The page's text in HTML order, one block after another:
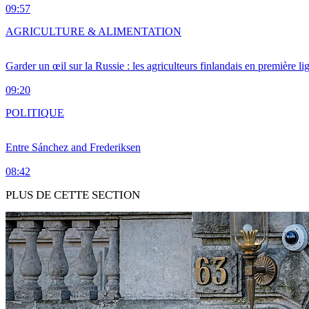
09:57
Garder un œil sur la Russie : les agriculteurs finlandais en première
09:20
AGRICULTURE & ALIMENTATION
Entre Sánchez and Frederiksen
08:42
POLITIQUE
PLUS DE CETTE SECTION